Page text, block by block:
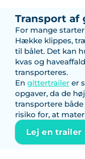
Transport af
For mange
Hække klippes,
til bålet. Det kan
kvas og
transporteres.
En gittertrailer er
opgaver, da de
transportere
risiko for, at
Lej en trailer